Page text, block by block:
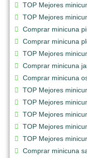
TOP Mejores
TOP Mejores
Comprar minicuna
Comprar minicuna
TOP Mejores
Comprar minicuna
Comprar minicuna
TOP Mejores
TOP Mejores
TOP Mejores
TOP Mejores
TOP Mejores
Comprar minicuna